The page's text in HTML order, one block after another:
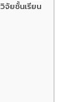
จัยชั้นเรียน